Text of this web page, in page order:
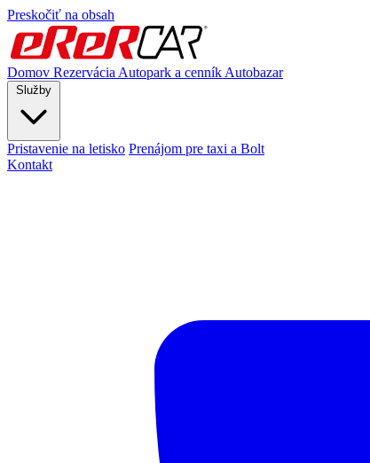
Preskočiť na obsah
Domov Rezervácia Autopark a cenník Autobazar
Služby
Pristavenie na letisko Prenájom pre taxi a Bolt
Kontakt